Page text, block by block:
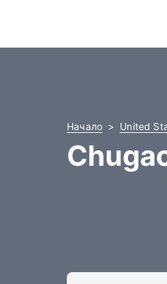
Начало United